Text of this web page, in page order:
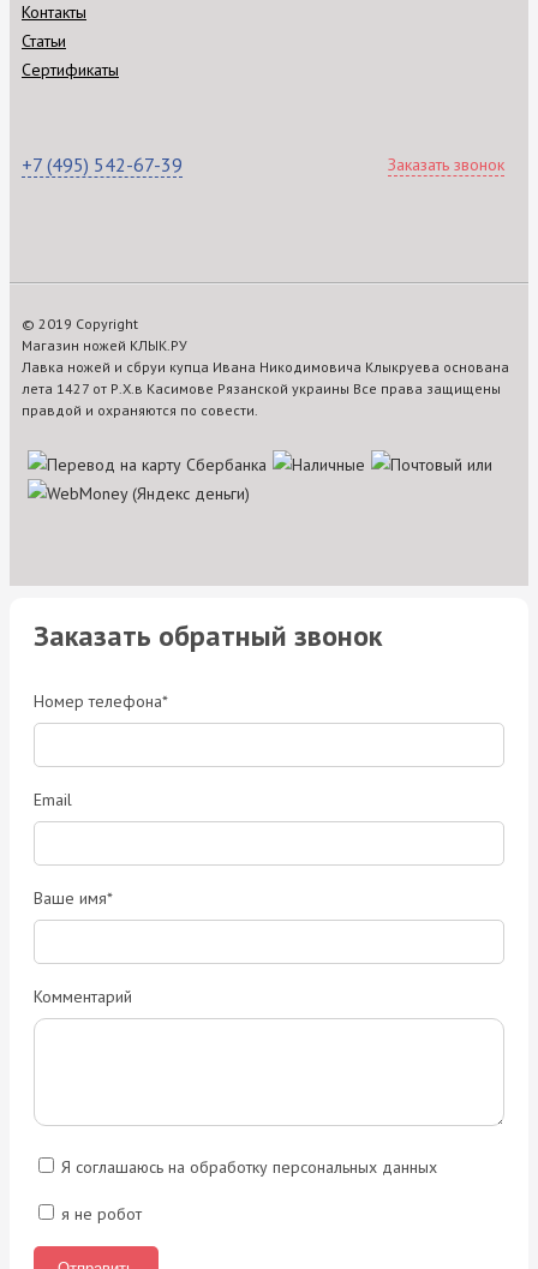
Контакты
Статьи
Сертификаты
+7 (495) 542-67-39 Заказать звонок
© 2019 Copyright
Магазин ножей КЛЫК.РУ
Лавка ножей и сбруи купца Ивана Никодимовича Клыкруева основана
лета 1427 от Р.Х.в Касимове Рязанской украины Все права защищены
правдой и охраняются по совести.
Заказать обратный звонок
Номер телефона*
Email
Ваше имя*
Комментарий
Я соглашаюсь на обработку персональных данных
я не робот